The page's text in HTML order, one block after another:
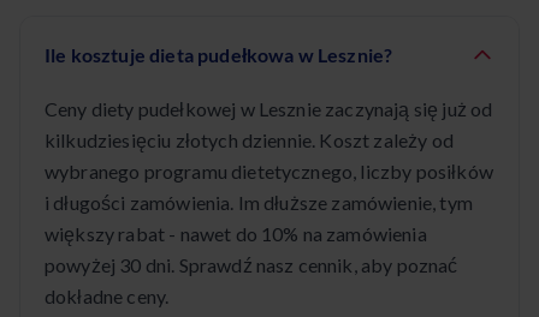
Ile kosztuje dieta pudełkowa w Lesznie?
Ceny diety pudełkowej w Lesznie zaczynają się już od
kilkudziesięciu złotych dziennie. Koszt zależy od
wybranego programu dietetycznego, liczby posiłków
i długości zamówienia. Im dłuższe zamówienie, tym
większy rabat - nawet do 10% na zamówienia
powyżej 30 dni. Sprawdź nasz cennik, aby poznać
dokładne ceny.